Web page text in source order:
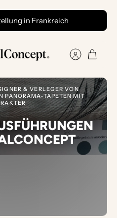
in Frankreich
& VERLEGER VON
TAPETEN MIT C